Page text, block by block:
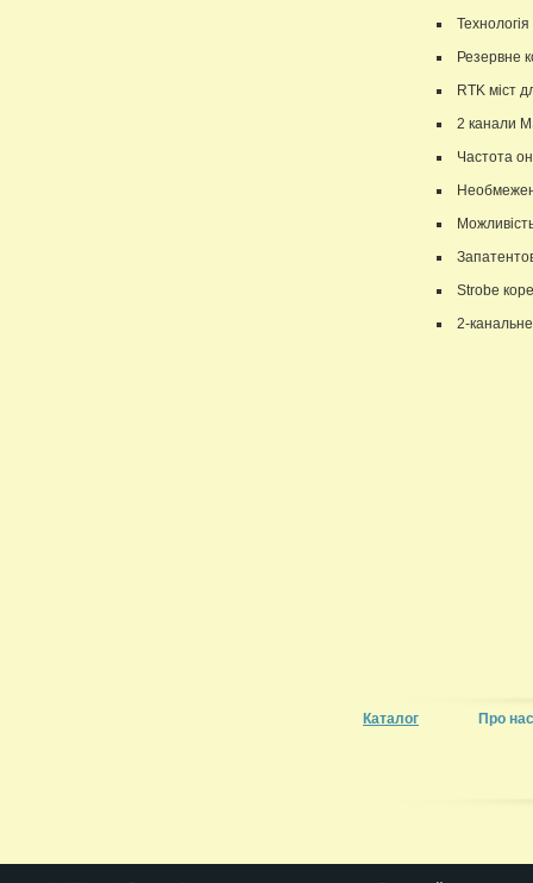
Технологія
Резервне
RTK міст
2 канали
Частота
Strobе
2-
Каталог Про нас